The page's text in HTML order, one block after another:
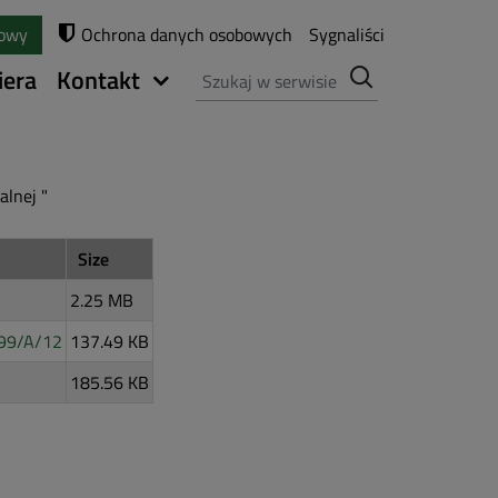
Ochrona danych osobowych Sygnaliści
Kontakt Szukaj
"
Size
2.25 MB
A/12 137.49 KB
185.56 KB